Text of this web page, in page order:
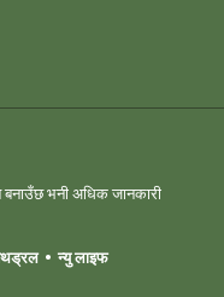
भनी अधिक जानकारी
न्यु लाइफ